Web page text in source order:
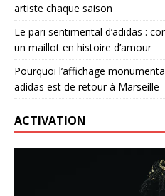
artiste chaque saison
Le pari sentimental d’adidas :
un maillot en histoire d’amour
Pourquoi l’affichage
adidas est de retour à Marseille
ACTIVATION